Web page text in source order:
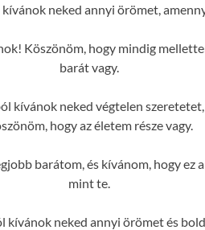
neked annyi örömet,
Köszönöm, hogy mindig
barát vagy.
kívánok neked végtelen szeretetet,
hogy az életem része vagy.
barátom, és kívánom, hogy ez
mint te.
kívánok neked annyi örömet és